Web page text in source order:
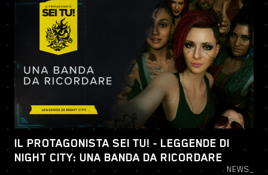
IL PROTAGONISTA SEI TU! - LEGGENDE DI
NIGHT CITY: UNA BANDA DA RICORDARE
NEWS_